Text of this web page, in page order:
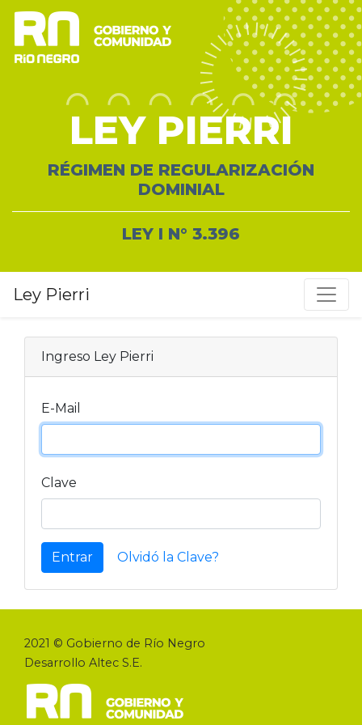
LEY PIERRI
RÉGIMEN DE REGULARIZACIÓN
DOMINIAL
LEY I N° 3.396
Ley Pierri
Ingreso Ley Pierri
E-Mail
Clave
Entrar Olvidó la Clave?
2021 © Gobierno de Río Negro
Desarrollo Altec S.E.